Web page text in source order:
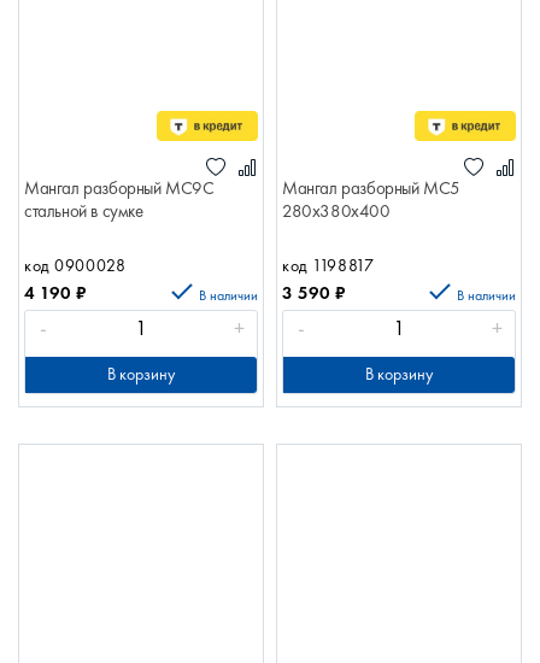
Мангал разборный МС9С
стальной в сумке
код 0900028
4 190 ₽ В наличии
- +
В корзину
Мангал разборный МС5
280х380х400
код 1198817
3 590 ₽ В наличии
- +
В корзину